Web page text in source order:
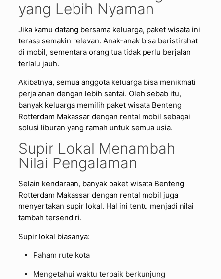
yang Lebih Nyaman
Jika kamu datang bersama keluarga, paket wisata ini
terasa semakin relevan. Anak-anak bisa beristirahat
di mobil, sementara orang tua tidak perlu berjalan
terlalu jauh.
Akibatnya, semua anggota keluarga bisa menikmati
perjalanan dengan lebih santai. Oleh sebab itu,
banyak keluarga memilih paket wisata Benteng
Rotterdam Makassar dengan rental mobil sebagai
solusi liburan yang ramah untuk semua usia.
Supir Lokal Menambah
Nilai Pengalaman
Selain kendaraan, banyak paket wisata Benteng
Rotterdam Makassar dengan rental mobil juga
menyertakan supir lokal. Hal ini tentu menjadi nilai
tambah tersendiri.
Supir lokal biasanya:
Paham rute kota
Mengetahui waktu terbaik berkunjung